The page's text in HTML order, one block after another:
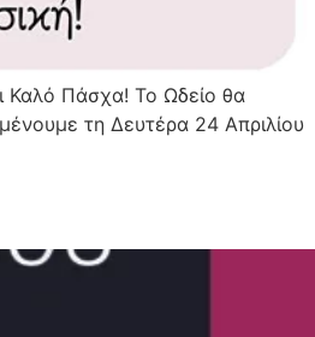
Καλό Πάσχα! Το Ωδείο θα
τη Δευτέρα 24 Απριλίου